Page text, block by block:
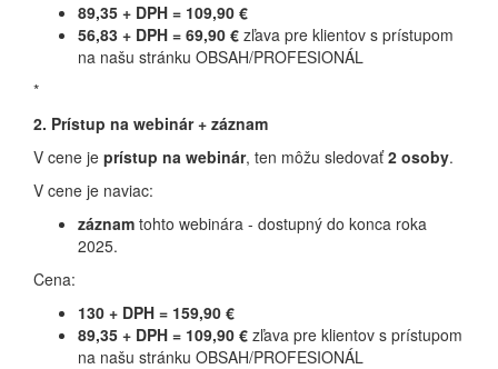
89,35 + DPH = 109,90 €
56,83 + DPH = 69,90 € zľava pre klientov s prístupom
na našu stránku OBSAH/PROFESIONÁL
*
2. Prístup na webinár + záznam
V cene je prístup na webinár, ten môžu sledovať2 osoby.
V cene je naviac:
záznam tohto webinára - dostupný do konca roka
2025.
Cena:
130 + DPH = 159,90 €
89,35 + DPH = 109,90 € zľava pre klientov s prístupom
na našu stránku OBSAH/PROFESIONÁL